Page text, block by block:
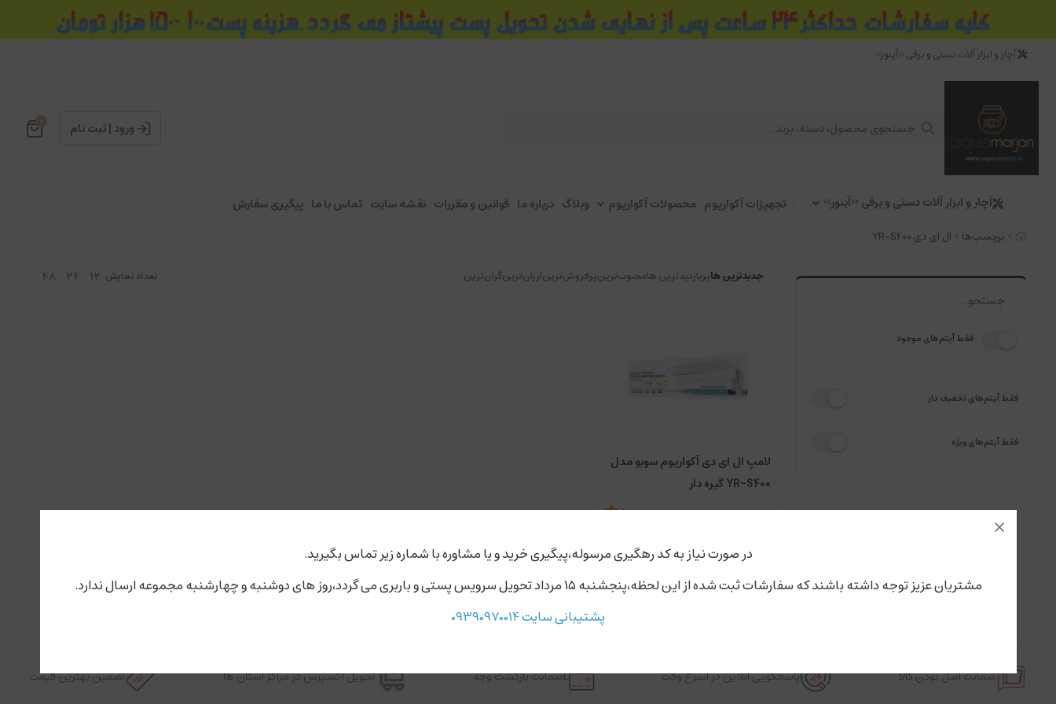
آچار و ابزار آلات دستی و برقی <<آینور>>
ورود |ثبت نام 0
آچار و ابزار آلات دستی و برقی <<آینور>> تجهیزات آکواریوم محصولات آکواریوم وبلاگ درباره ما قوانین و مقررات نقشه سایت تماس با ما پیگیری سفارش
برچسب‌ها ال ای دی YR-S400
فقط آیتم‌های موجود
فقط آیتم‌های تخفیف دار
فقط آیتم‌های ویژه
جدیدترین هاپربازدیدترین هامحبوب‌‌ترینپرفروش‌ترینارزان‌ترینگران‌ترین تعداد نمایش 12
24
48
لامپ ال ای دی آکواریوم سوبو مدل
YR-S400 گیره دار
5
ضمانت اصل بودن کالا پاسخگویی آنلاین در اسرع وقت ضمانت بازگشت وجه تحویل اکسپرس در مراکز استان ها تضمین بهترین قیمت
در صورت نیاز به کد رهگیری مرسوله،پیگیری خرید و یا مشاوره با شماره زیر تماس بگیرید.
مشتریان عزیز توجه داشته باشند که سفارشات ثبت شده از این لحظه،پنجشنبه ۱۵ مرداد تحویل سرویس پستی و باربری می گردد،روز های دوشنبه و چهارشنبه مجموعه ارسال ندارد.
پشتیبانی سایت 09390970014